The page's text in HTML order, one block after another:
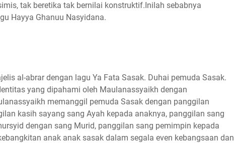
tak beretika tak bernilai konstruktif.Inilah sebabnya
Hayya Ghanuu Nasyidana.
al-abrar dengan lagu Ya Fata Sasak. Duhai pemuda Sasak.
yang dipahami oleh Maulanassyaikh dengan
memanggil pemuda Sasak dengan panggilan
kasih sayang sang Ayah kepada anaknya, panggilan sang
dengan sang Murid, panggilan sang pemimpin kepada
anak anak sasak dalam segala even kebangsaan dan